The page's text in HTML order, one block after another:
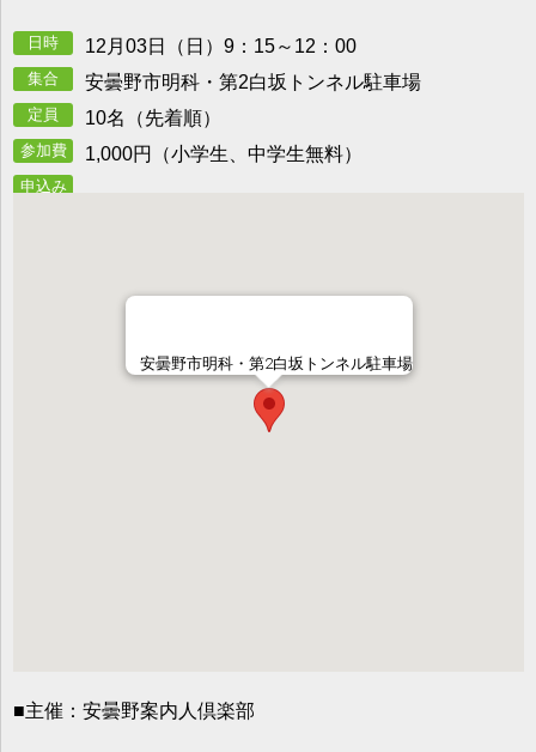
日時 12月03日（日）9：15～12：00
駐車場
集合 安曇野市明科・第2白坂トンネル駐車場
定員 10名（先着順）
参加費 1,000円（小学生、中学生無料）
申込み
安曇野市明科・第2白坂トンネル駐車場
■主催：安曇野案内人倶楽部